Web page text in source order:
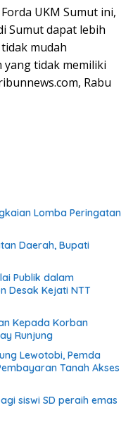
UKM Sumut ini,
Sumut dapat lebih
mudah
tidak memiliki
Rabu
Lomba Peringatan
Daerah, Bupati
Publik dalam
Desak Kejati NTT
Kepada Korban
Runjung
Lewotobi, Pemda
Tanah Akses
siswi SD peraih emas